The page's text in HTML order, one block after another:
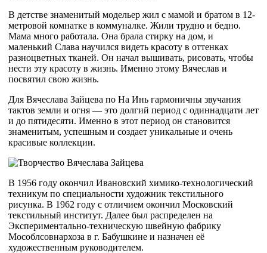
В детстве знаменитый модельер жил с мамой и братом в 12-
метровой комнатке в коммуналке. Жили трудно и бедно.
Мама много работала. Она брала стирку на дом, и
маленький Слава научился видеть красоту в оттенках
разноцветных тканей. Он начал вышивать, рисовать, чтобы
нести эту красоту в жизнь. Именно этому Вячеслав и
посвятил свою жизнь.
Для Вячеслава Зайцева по На Инь гармоничны звучания
тактов земли и огня — это долгий период с одиннадцати лет
и до пятидесяти. Именно в этот период он становится
знаменитым, успешным и создает уникальные и очень
красивые коллекции.
В 1956 году окончил Ивановский химико-технологический
техникум по специальности художник текстильного
рисунка. В 1962 году с отличием окончил Московский
текстильный институт. Далее был распределен на
Экспериментально-техническую швейную фабрику
Мособлсовнархоза в г. Бабушкине и назначен её
художественным руководителем.